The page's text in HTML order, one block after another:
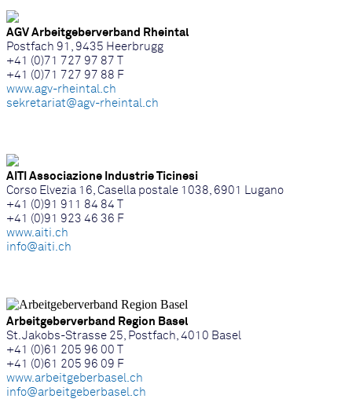
AGV Arbeitgeberverband Rheintal
Postfach 91, 9435 Heerbrugg
+41 (0)71 727 97 87 T
+41 (0)71 727 97 88 F
www.agv-rheintal.ch
sekretariat@agv-rheintal.ch
AITI Associazione Industrie Ticinesi
Corso Elvezia 16, Casella postale 1038, 6901 Lugano
+41 (0)91 911 84 84 T
+41 (0)91 923 46 36 F
www.aiti.ch
info@aiti.ch
Arbeitgeberverband Region Basel
St. Jakobs-Strasse 25, Postfach, 4010 Basel
+41 (0)61 205 96 00 T
+41 (0)61 205 96 09 F
www.arbeitgeberbasel.ch
info@arbeitgeberbasel.ch